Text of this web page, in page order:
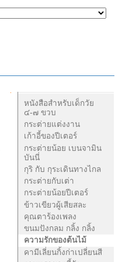
หนังสือสำหรับเด็กวัย
๔-๗ ขวบ
กระต่ายแต่งงาน
เก้าอี้ของปีเตอร์
กระต่ายน้อย เบนจามิน
บันนี่
กุริ กับ กุระเดินทางไกล
กระต่ายกับเต่า
กระต่ายน้อยปีเตอร์
ข้าวเขียวผู้เสียสละ
คุณตาร้องเพลง
ขนมปังกลม กลิ้ง กลิ้ง
ความรักของต้นไม้
คามีเลี่ยนกิ้งก่าเปลี่ยนสี